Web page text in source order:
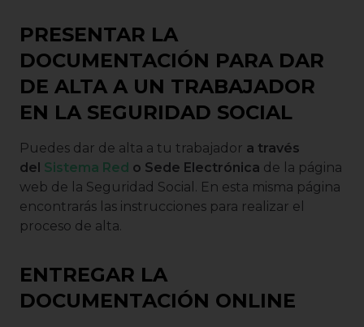
PRESENTAR LA
DOCUMENTACIÓN PARA DAR
DE ALTA A UN TRABAJADOR
EN LA SEGURIDAD SOCIAL
Puedes dar de alta a tu trabajador a través
del Sistema Red o Sede Electrónica de la página
web de la Seguridad Social. En esta misma página
encontrarás las instrucciones para realizar el
proceso de alta.
ENTREGAR LA
DOCUMENTACIÓN ONLINE